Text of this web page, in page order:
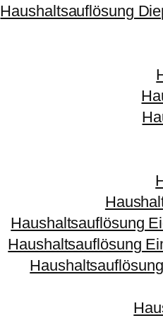
Haushaltsauflösung
Haushaltsauflösung
Haushaltsauflösung